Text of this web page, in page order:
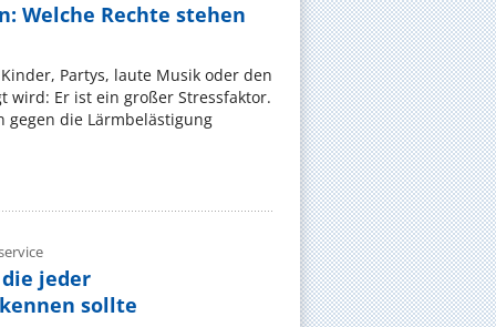
Welche Rechte stehen
Partys, laute Musik oder den
wird: Er ist ein großer Stressfaktor.
gegen die Lärmbelästigung
jeder
sollte